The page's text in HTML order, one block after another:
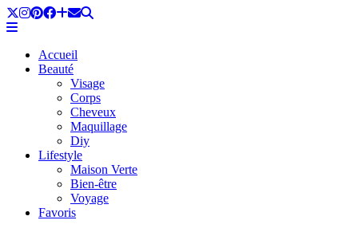
Accueil
Beauté
Visage
Corps
Cheveux
Maquillage
Diy
Lifestyle
Maison Verte
Bien-être
Voyage
Favoris